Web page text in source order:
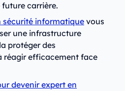
carrière.
sécurité informatique vous
une infrastructure
protéger des
réagir efficacement face
devenir expert en